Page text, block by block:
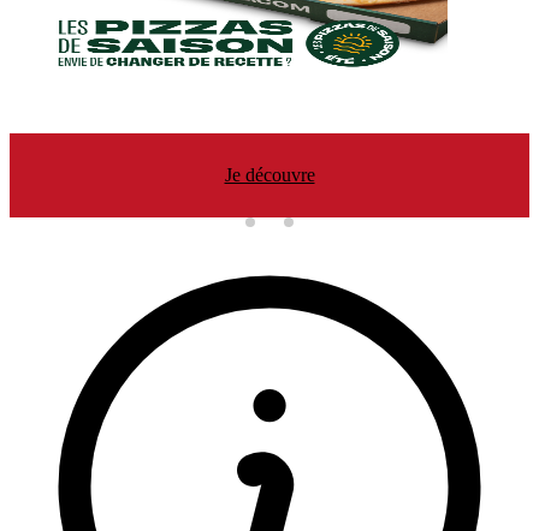
Je découvre